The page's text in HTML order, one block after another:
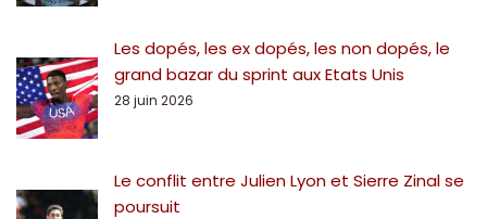
Les dopés, les ex dopés, les non dopés, le
grand bazar du sprint aux Etats Unis
28 juin 2026
Le conflit entre Julien Lyon et Sierre Zinal se
poursuit